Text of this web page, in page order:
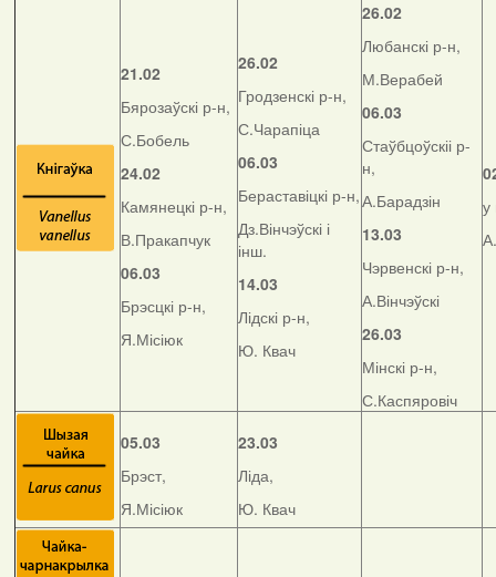
21.02
Бярозаўскі р-н,
С.Бобель
24.02
Камянецкі р-н,
В.Пракапчук
06.03
Брэсцкі р-н,
Я.Місіюк
26.02
Гродзенскі р-н,
С.Чарапіца
06.03
Бераставіцкі р-н,
Дз.Вінчэўскі і
інш.
14.03
Лідскі р-н,
Ю. Квач
26.02
Любанскі р-н,
М.Верабей
06.03
Стаўбцоўскіі р-
н,
А.Барадзін
13.03
Чэрвенскі р-н,
А.Вінчэўскі
26.03
Мінскі р-н,
С.Каспяровіч
у
05.03
Брэст,
Я.Місіюк
23.03
Ліда,
Ю. Квач